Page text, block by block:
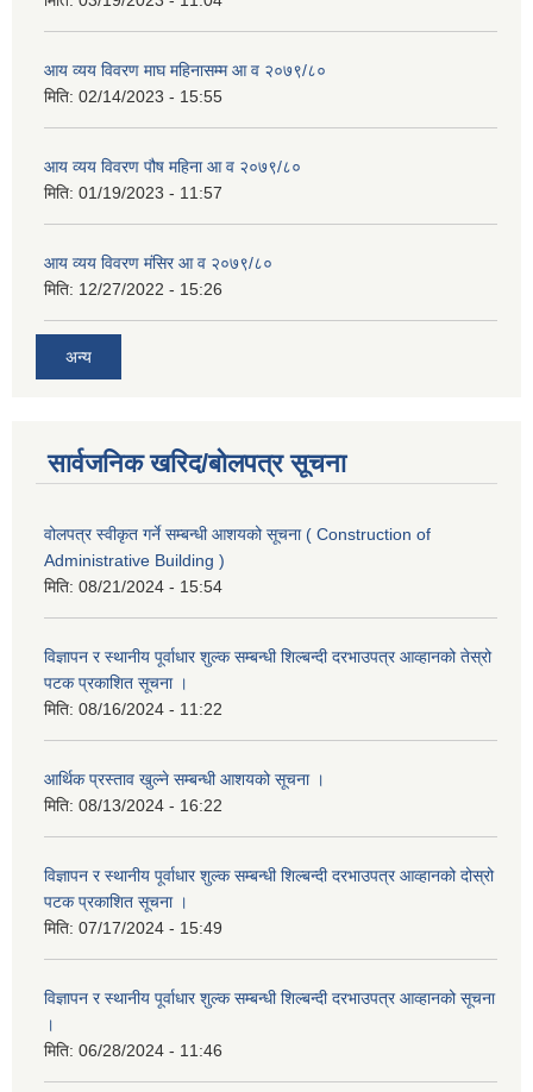
आय व्यय विवरण माघ महिनासम्म आ व २०७९/८०
मिति: 02/14/2023 - 15:55
आय व्यय विवरण पौष महिना आ व २०७९/८०
मिति: 01/19/2023 - 11:57
आय व्यय विवरण मंसिर आ व २०७९/८०
मिति: 12/27/2022 - 15:26
अन्य
सार्वजनिक खरिद/बोलपत्र सूचना
वोलपत्र स्वीकृत गर्ने सम्बन्धी आशयको सूचना ( Construction of
Administrative Building )
मिति: 08/21/2024 - 15:54
विज्ञापन र स्थानीय पूर्वाधार शुल्क सम्बन्धी शिल्बन्दी दरभाउपत्र आव्हानको तेस्रो
पटक प्रकाशित सूचना ।
मिति: 08/16/2024 - 11:22
आर्थिक प्रस्ताव खुल्ने सम्बन्धी आशयको सूचना ।
मिति: 08/13/2024 - 16:22
विज्ञापन र स्थानीय पूर्वाधार शुल्क सम्बन्धी शिल्बन्दी दरभाउपत्र आव्हानको दोस्रो
पटक प्रकाशित सूचना ।
मिति: 07/17/2024 - 15:49
विज्ञापन र स्थानीय पूर्वाधार शुल्क सम्बन्धी शिल्बन्दी दरभाउपत्र आव्हानको सूचना
।
मिति: 06/28/2024 - 11:46